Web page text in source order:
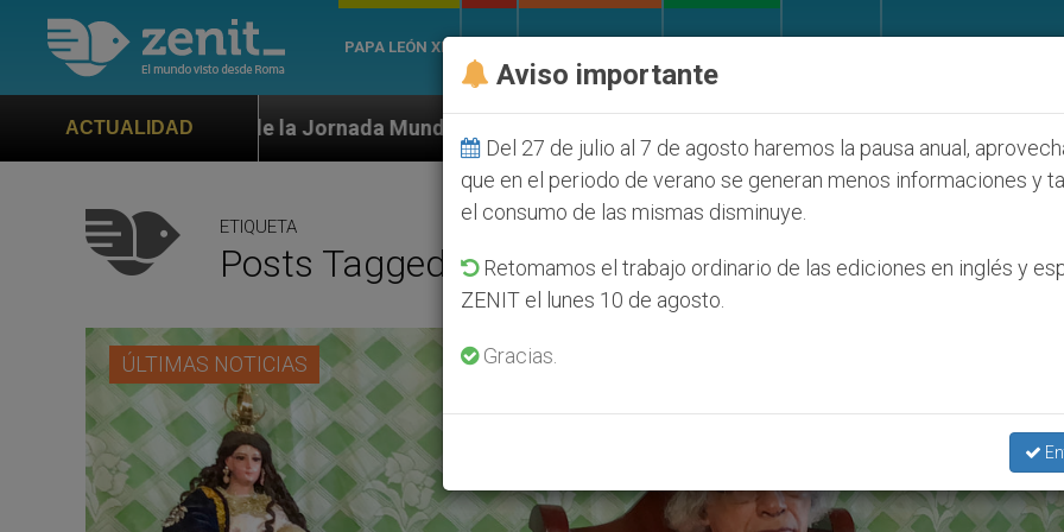
PAPA LEÓN XIV
ACTUALIDAD
Jornada Mundial de la Juventud Seúl 2027 ONU se pronuncia ante caso de obispo católico
ETIQUETA
Posts Tagged ‘2021’
ÚLTIMAS NOTICIAS
Aviso importante
Del 27 de julio al 7 de agosto haremos la pausa anual,
que en el periodo de verano se generan menos informaciones y
el consumo de las mismas disminuye.
Retomamos el trabajo ordinario de las ediciones en inglés y
ZENIT el lunes 10 de agosto.
Gracias.